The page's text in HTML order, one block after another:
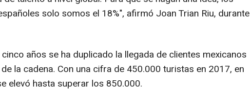
solo somos el 18%", afirmó Joan Trian Riu, durante
años se ha duplicado la llegada de clientes mexicanos
la cadena. Con una cifra de 450.000 turistas en 2017, en
elevó hasta superar los 850.000.